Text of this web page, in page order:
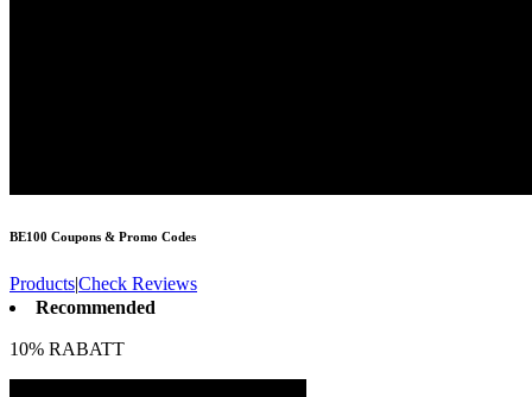
BE100 Coupons & Promo Codes
Products|Check Reviews
Recommended
10% RABATT